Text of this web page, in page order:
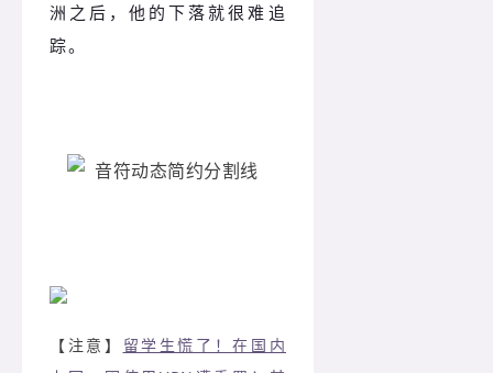
洲之后，他的下落就很难追
踪。
【注意】 留学生慌了！在国内